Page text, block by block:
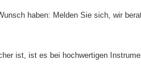
haben: Melden Sie sich, wir
ist, ist es bei hochwertigen